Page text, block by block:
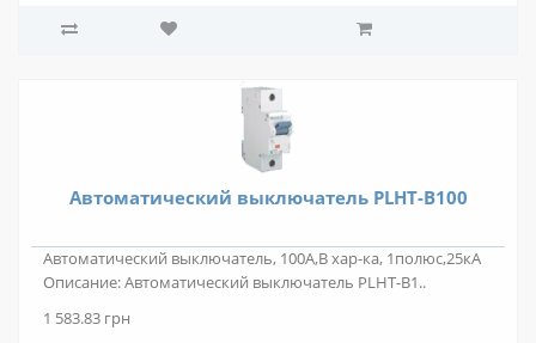
Автоматический выключатель PLHT-B100
Автоматический выключатель, 100А,В хар-ка, 1полюс,25кА
Описание: Автоматический выключатель PLHT-B1..
1 583.83 грн